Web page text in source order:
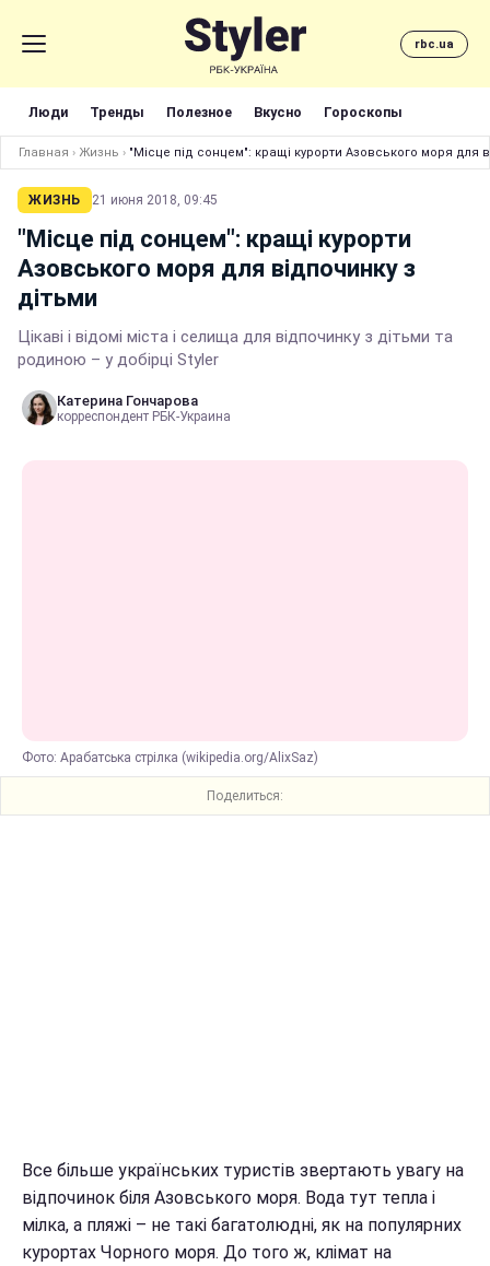
rbc.ua
Люди Тренды Полезное Вкусно Гороскопы
Главная › Жизнь › "Місце під сонцем": кращі курорти Азовського моря для
ЖИЗНЬ 21 июня 2018, 09:45
"Місце під сонцем": кращі курорти
Азовського моря для відпочинку з
дітьми
Цікаві і відомі міста і селища для відпочинку з дітьми та
родиною – у добірці Styler
Катерина Гончарова
корреспондент РБК-Украина
Фото: Арабатська стрілка (wikipedia.org/AlixSaz)
Поделиться:
Все більше українських туристів звертають увагу на
відпочинок біля Азовського моря. Вода тут тепла і
мілка, а пляжі – не такі багатолюдні, як на популярних
курортах Чорного моря. До того ж, клімат на